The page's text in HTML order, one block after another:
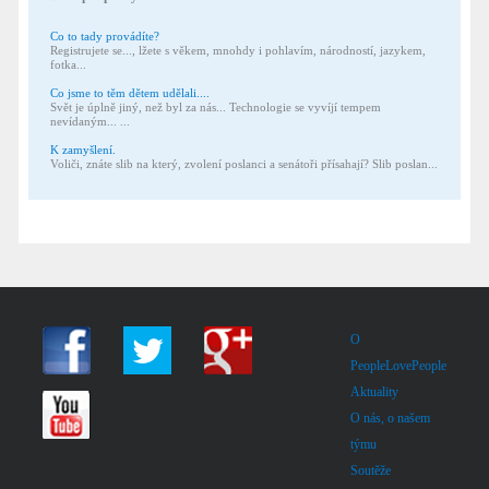
Co to tady provádíte?
Registrujete se..., lžete s věkem, mnohdy i pohlavím, národností, jazykem,
fotka...
Co jsme to těm dětem udělali....
Svět je úplně jiný, než byl za nás... Technologie se vyvíjí tempem
nevídaným... ...
K zamyšlení.
Voliči, znáte slib na který, zvolení poslanci a senátoři přísahají? Slib poslan...
O
PeopleLovePeople
Aktuality
O nás, o našem
týmu
Soutěže